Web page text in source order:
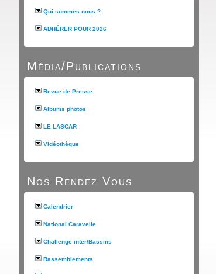
Qui sommes nous ?
ADHÉRER POUR 2026
Média/Publications
Revue de Presse
Albums photos
LE LASCAR
Vidéothèque
Nos Rendez Vous
Calendrier
National Caravelle
Challenge inter/Bassins
Rassemblements